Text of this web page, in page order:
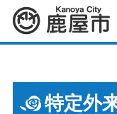
鹿屋市
特定外